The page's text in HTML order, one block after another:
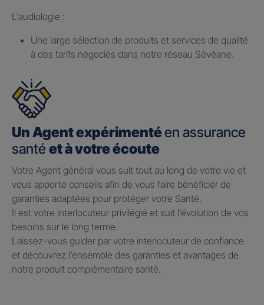
L’audiologie :
Une large sélection de produits et services de qualité
à des tarifs négociés dans notre réseau Sévéane.
Un Agent expérimentéen assurance
santé et à votre écoute
Votre Agent général vous suit tout au long de votre vie et
vous apporte conseils afin de vous faire bénéficier de
garanties adaptées pour protéger votre Santé.​
Il est votre interlocuteur privilégié et suit l’évolution de vos
besoins sur le long terme.​
Laissez-vous guider par votre interlocuteur de confiance
et découvrez l’ensemble des garanties et avantages de
notre produit complémentaire santé.